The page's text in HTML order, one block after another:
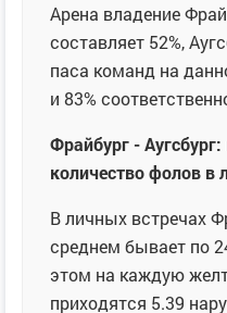
Арена владение
составляет 52%,
паса команд на
и 83%
Фрайбург -
количество фолов в
В личных встречах
среднем бывает по
этом на каждую
приходятся 5.39